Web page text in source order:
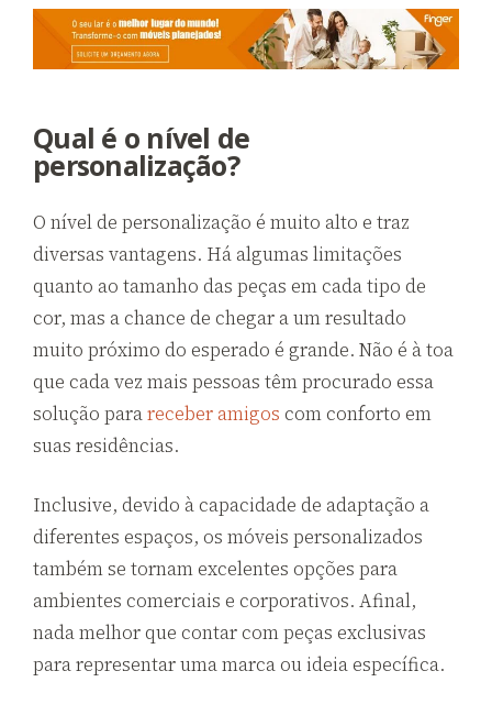
Qual é o nível de
personalização?
O nível de personalização é muito alto e traz
diversas vantagens. Há algumas limitações
quanto ao tamanho das peças em cada tipo de
cor, mas a chance de chegar a um resultado
muito próximo do esperado é grande. Não é à toa
que cada vez mais pessoas têm procurado essa
solução parareceber amigos com conforto em
suas residências.
Inclusive, devido à capacidade de adaptação a
diferentes espaços, os móveis personalizados
também se tornam excelentes opções para
ambientes comerciais e corporativos. Afinal,
nada melhor que contar com peças exclusivas
para representar uma marca ou ideia específica.